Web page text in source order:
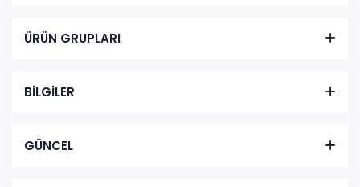
ÜRÜN GRUPLARI
BİLGİLER
GÜNCEL